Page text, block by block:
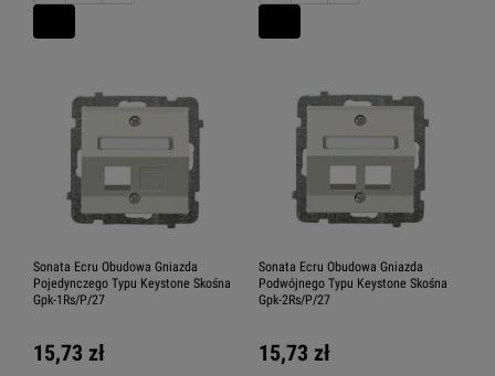
Sonata Ecru Obudowa Gniazda
Pojedynczego Typu Keystone Skośna
Gpk-1Rs/P/27
15,73 zł
Sonata Ecru Obudowa Gniazda
Podwójnego Typu Keystone Skośna
Gpk-2Rs/P/27
15,73 zł